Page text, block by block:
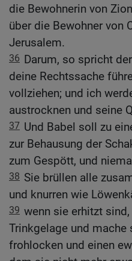
die Bewohnerin von
über die Bewohner von
Jerusalem.
36 Darum, so spricht
deine Rechtssache
vollziehen; und ich
austrocknen und seine
37 Und Babel soll zu
zur Behausung der
zum Gespött, und
38 Sie brüllen alle
und knurren wie
39 wenn sie erhitzt
Trinkgelage und
frohlocken und einen